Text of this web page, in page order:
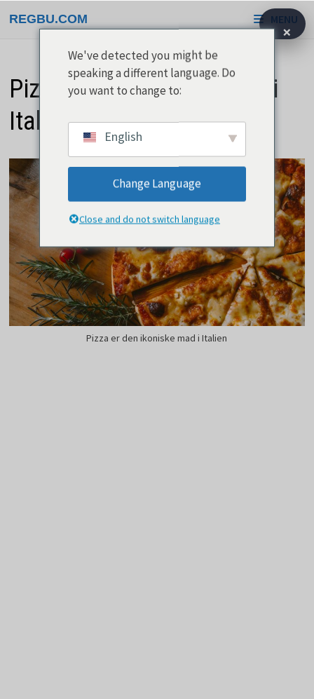
REGBU.COM MENU
Pizza er den ikoniske mad i
Italien
Pizza er den ikoniske mad i Italien
×
We've detected you might be
speaking a different language. Do
you want to change to:
English
Change Language
Close and do not switch language